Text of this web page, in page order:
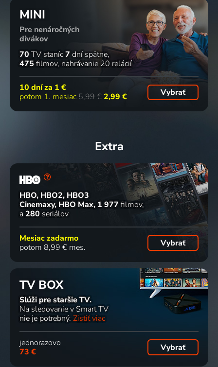
MINI
Pre nenáročných
divákov
70 TV staníc7 dní spätne
475 filmov nahrávanie 20 relácií
10 dní za 1 €
potom 1. mesiac5,99 € 2,99 € Vybrať
Extra
HBO, HBO2, HBO3
Cinemaxy, HBO Max 1 977 filmov
a 280 seriálov
Mesiac zadarmo
potom 8,99 € mes.
Vybrať
TV BOX
Slúži pre staršie TV.
Na sledovanie v Smart TV
nie je potrebný. Zistiť viac
jednorazovo
73 €
Vybrať